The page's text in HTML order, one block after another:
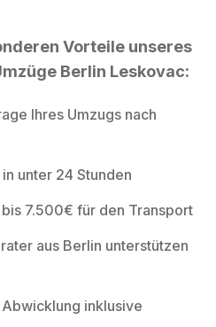
Vorteile unseres
Berlin Leskovac:
Ihres Umzugs nach
unter 24 Stunden
7.500€ für den Transport
aus Berlin unterstützen
inklusive